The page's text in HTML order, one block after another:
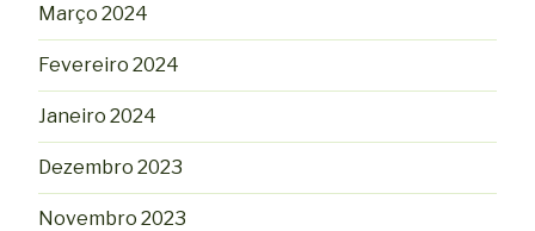
Março 2024
Fevereiro 2024
Janeiro 2024
Dezembro 2023
Novembro 2023